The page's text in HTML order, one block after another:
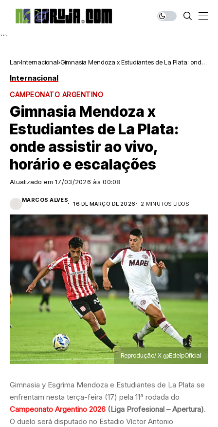
```
Lar Internacional Gimnasia Mendoza x Estudiantes de La Plata: onde
Internacional
CAMPEONATO ARGENTINO
Gimnasia Mendoza x
Estudiantes de La Plata:
onde assistir ao vivo,
horário e escalações
Atualizado em 17/03/2026 às 00:08
MARCOS ALVES
16 DE MARÇO DE 2026 2 MINUTOS LIDOS
Reprodução/ X @EdelpOficial
Gimnasia y Esgrima Mendoza e Estudiantes de La Plata se
enfrentam nesta terça-feira (17) pela 11ª rodada do
Campeonato Argentino 2026 (Liga Profesional – Apertura).
O duelo será disputado no Estadio Víctor Antonio